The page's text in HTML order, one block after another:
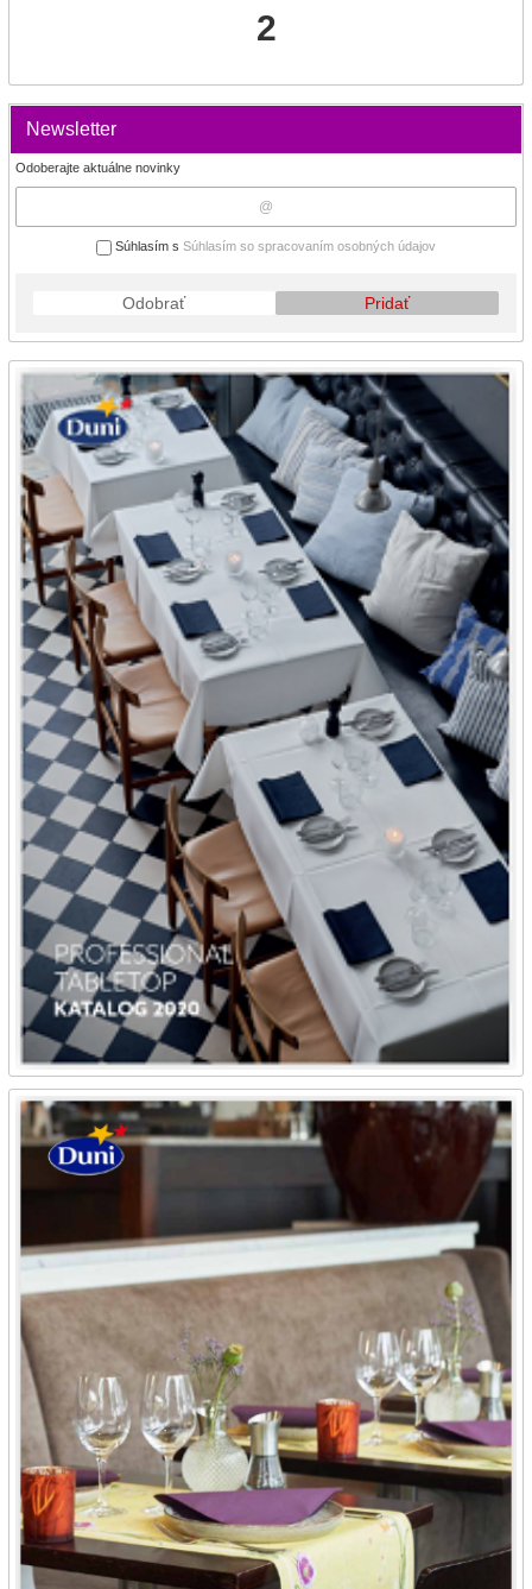
2
Newsletter
Odoberajte aktuálne novinky
Súhlasím s Súhlasím so spracovaním osobných údajov
Odobrať Pridať